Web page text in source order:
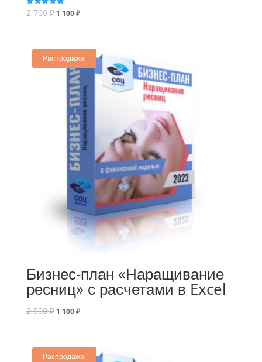
Оценка
5.00
2 700₽ 1 100₽
Распродажа!
Бизнес-план «Наращивание
ресниц» с расчетами в Excel
2 500₽ 1 100₽
Распродажа!